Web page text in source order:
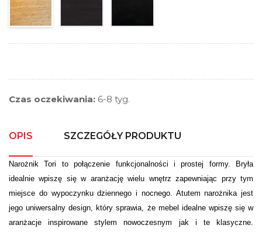
Czas oczekiwania: 6-8 tyg.
OPIS SZCZEGÓŁY PRODUKTU
Narożnik Tori to połączenie funkcjonalności i prostej formy. Bryła
idealnie wpiszę się w aranżację wielu wnętrz zapewniając przy tym
miejsce do wypoczynku dziennego i nocnego. Atutem narożnika jest
jego uniwersalny design, który sprawia, że mebel idealne wpiszę się w
aranżacje inspirowane stylem nowoczesnym jak i te klasyczne.